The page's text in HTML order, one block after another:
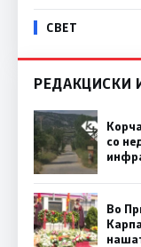
СВЕТ
РЕДАКЦИСКИ
со
Во